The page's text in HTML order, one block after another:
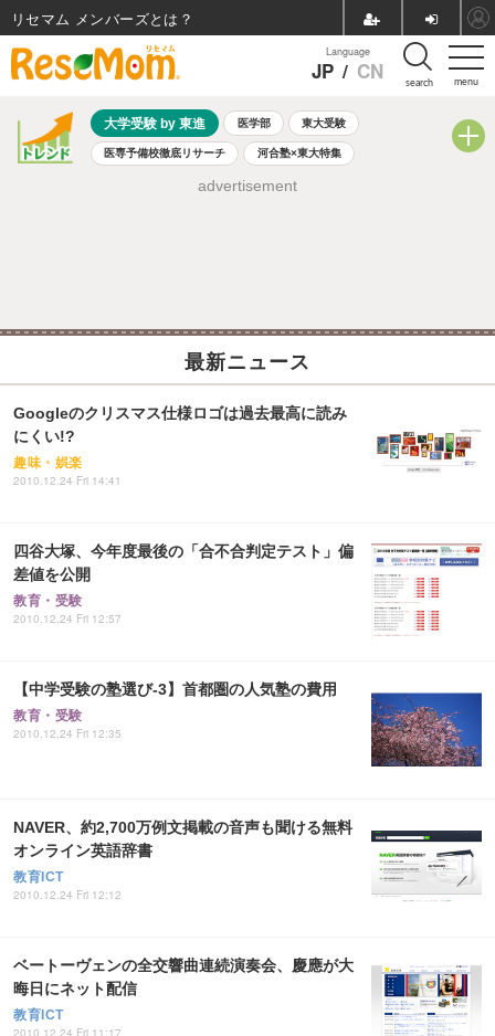
menu
Language
JP / CN search
大学受験 by 東進 医学部 東大受験
医専予備校徹底リサーチ 河合塾×東大特集
高校受験 中学受験
advertisement
最新ニュース
Googleのクリスマス仕様ロゴは過去最高に読み
にくい!?
趣味・娯楽
2010.12.24 Fri 14:41
四谷大塚、今年度最後の「合不合判定テスト」偏
差値を公開
教育・受験
2010.12.24 Fri 12:57
【中学受験の塾選び-3】首都圏の人気塾の費用
教育・受験
2010.12.24 Fri 12:35
NAVER、約2,700万例文掲載の音声も聞ける無料
オンライン英語辞書
教育ICT
2010.12.24 Fri 12:12
ベートーヴェンの全交響曲連続演奏会、慶應が大
晦日にネット配信
教育ICT
2010.12.24 Fri 11:17
リセマム メンバーズ